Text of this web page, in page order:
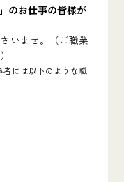
」のお仕事の皆様が
いませ。（ご職業
には以下のような職